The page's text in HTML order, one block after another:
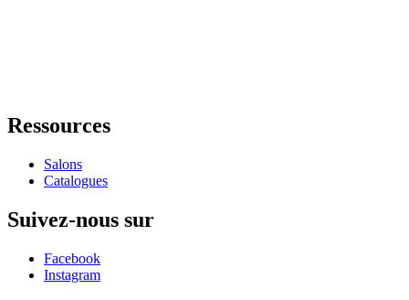
Ressources
Salons
Catalogues
Suivez-nous sur
Facebook
Instagram